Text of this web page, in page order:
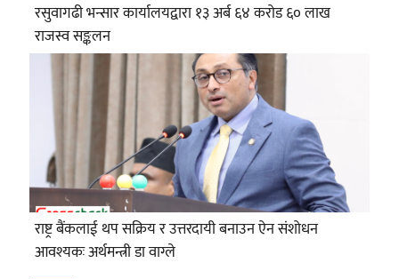
रसुवागढी भन्सार कार्यालयद्वारा १३ अर्ब ६४ करोड ६० लाख
राजस्व सङ्कलन
राष्ट्र बैंकलाई थप सक्रिय र उत्तरदायी बनाउन ऐन संशोधन
आवश्यकः अर्थमन्त्री डा वाग्ले